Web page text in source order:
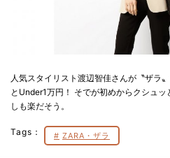
人気スタイリスト渡辺智佳さんが〝ザラ
とUnder1万円！ そでが初めからクシュ
しも楽だそう。
Tags： ZARA・ザラ